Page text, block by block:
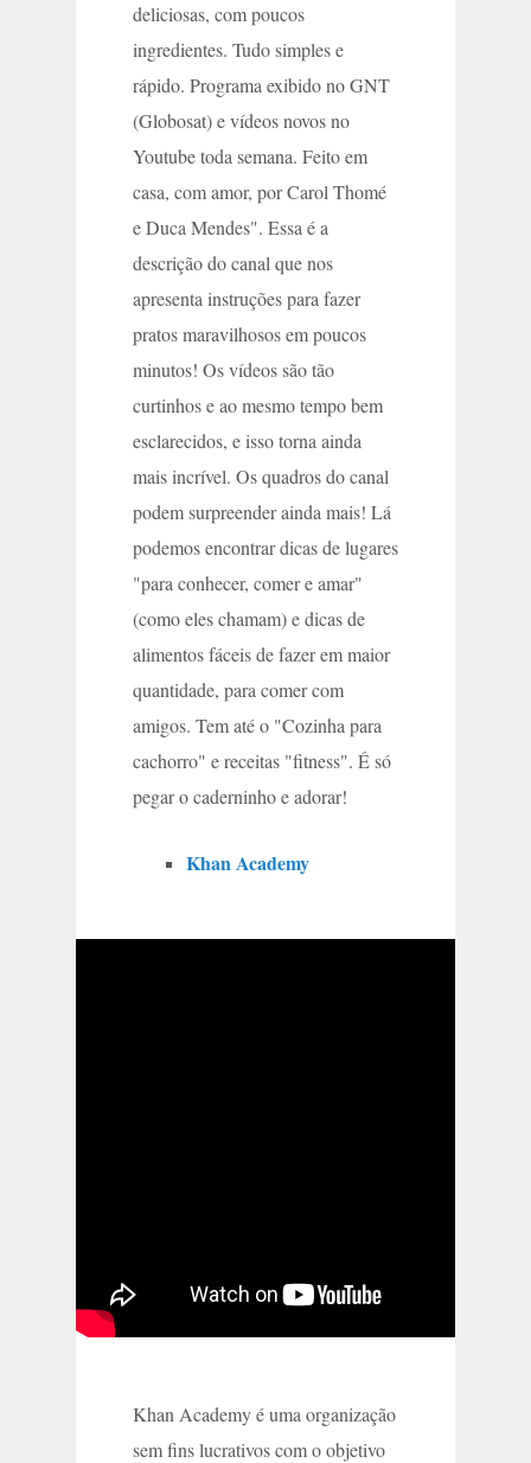
deliciosas, com poucos
ingredientes. Tudo simples e
rápido. Programa exibido no GNT
(Globosat) e vídeos novos no
Youtube toda semana. Feito em
casa, com amor, por Carol Thomé
e Duca Mendes". Essa é a
descrição do canal que nos
apresenta instruções para fazer
pratos maravilhosos em poucos
minutos! Os vídeos são tão
curtinhos e ao mesmo tempo bem
esclarecidos, e isso torna ainda
mais incrível. Os quadros do canal
podem surpreender ainda mais! Lá
podemos encontrar dicas de lugares
"para conhecer, comer e amar"
(como eles chamam) e dicas de
alimentos fáceis de fazer em maior
quantidade, para comer com
amigos. Tem até o "Cozinha para
cachorro" e receitas "fitness". É só
pegar o caderninho e adorar!
Khan Academy
Khan Academy é uma organização
sem fins lucrativos com o objetivo